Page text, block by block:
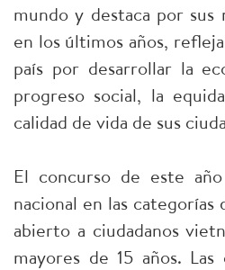
mundo y destaca por sus
en los últimos años,
país por desarrollar la
progreso social, la
calidad de vida de sus
El concurso de este
nacional en las
abierto a ciudadanos
mayores de 15 años.